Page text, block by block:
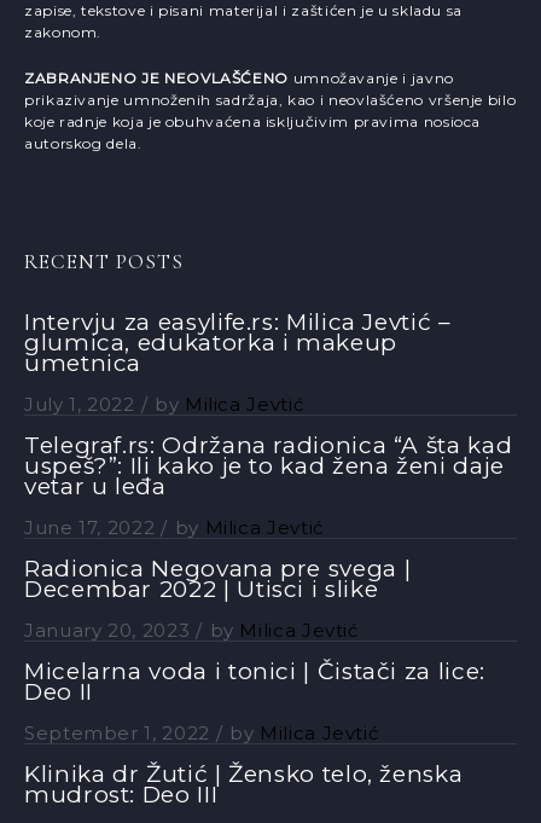
zapise, tekstove i pisani materijal i zaštićen je u skladu sa
zakonom.
ZABRANJENO JE NEOVLAŠĆENO umnožavanje i javno
prikazivanje umnoženih sadržaja, kao i neovlašćeno vršenje bilo
koje radnje koja je obuhvaćena isključivim pravima nosioca
autorskog dela.
RECENT POSTS
Intervju za easylife.rs: Milica Jevtić –
glumica, edukatorka i makeup
umetnica
July 1, 2022 by Milica Jevtić
Telegraf.rs: Održana radionica “A šta kad
uspeš?”: Ili kako je to kad žena ženi daje
vetar u leđa
June 17, 2022 by Milica Jevtić
Radionica Negovana pre svega |
Decembar 2022 | Utisci i slike
January 20, 2023 by Milica Jevtić
Micelarna voda i tonici | Čistači za lice:
Deo II
September 1, 2022 by Milica Jevtić
Klinika dr Žutić | Žensko telo, ženska
mudrost: Deo III